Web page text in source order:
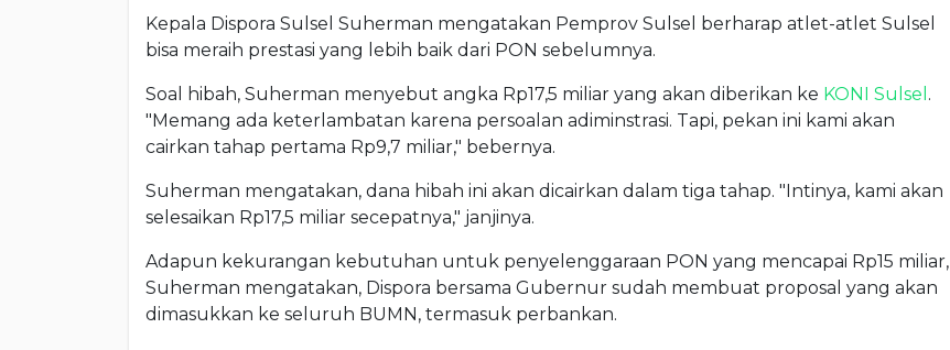
Kepala Dispora Sulsel Suherman mengatakan Pemprov Sulsel berharap atlet-atlet Sulsel
bisa meraih prestasi yang lebih baik dari PON sebelumnya.
Soal hibah, Suherman menyebut angka Rp17,5 miliar yang akan diberikan ke KONI Sulsel .
"Memang ada keterlambatan karena persoalan adiminstrasi. Tapi, pekan ini kami akan
cairkan tahap pertama Rp9,7 miliar," bebernya.
Suherman mengatakan, dana hibah ini akan dicairkan dalam tiga tahap. "Intinya, kami akan
selesaikan Rp17,5 miliar secepatnya," janjinya.
Adapun kekurangan kebutuhan untuk penyelenggaraan PON yang mencapai Rp15 miliar,
Suherman mengatakan, Dispora bersama Gubernur sudah membuat proposal yang akan
dimasukkan ke seluruh BUMN, termasuk perbankan.